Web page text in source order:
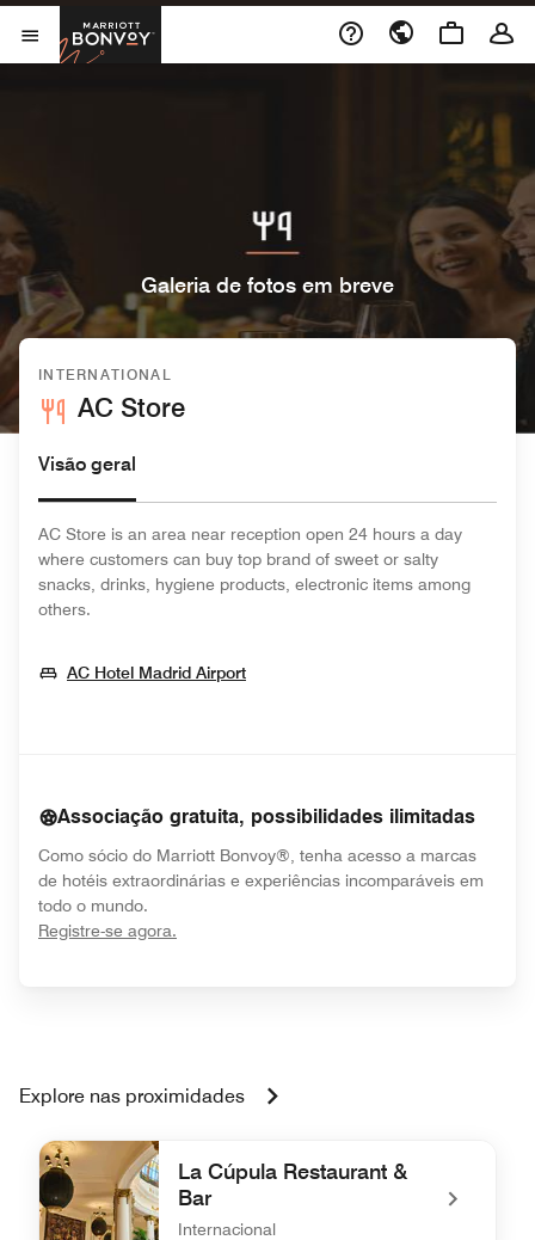
Skip to Content
Abrir menu
Marriott Bonvoy
Galeria de fotos em breve
INTERNATIONAL
AC Store
Visão geral
AC Store is an area near reception open 24 hours a day
where customers can buy top brand of sweet or salty
snacks, drinks, hygiene products, electronic items among
others.
AC Hotel Madrid AirportOpens In New Window
Associação gratuita, possibilidades ilimitadas
Como sócio do Marriott Bonvoy®, tenha acesso a marcas
de hotéis extraordinárias e experiências incomparáveis em
todo o mundo.
Registre-se agora.
Explore nas proximidades
La Cúpula Restaurant &
Bar
Internacional